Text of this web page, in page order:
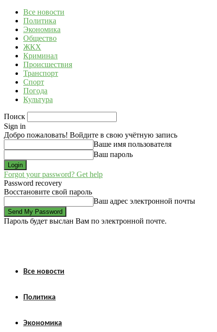
Все новости
Политика
Экономика
Общество
ЖКХ
Криминал
Происшествия
Транспорт
Спорт
Погода
Культура
Поиск
Sign in
Добро пожаловать! Войдите в свою учётную запись
Ваше имя пользователя
Ваш пароль
Forgot your password? Get help
Password recovery
Восстановите свой пароль
Ваш адрес электронной почты
Пароль будет выслан Вам по электронной почте.
Все новости
Политика
Экономика